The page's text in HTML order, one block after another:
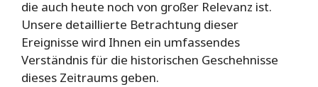
die auch heute noch von großer Relevanz ist.
Unsere detaillierte Betrachtung dieser
Ereignisse wird Ihnen ein umfassendes
Verständnis für die historischen Geschehnisse
dieses Zeitraums geben.